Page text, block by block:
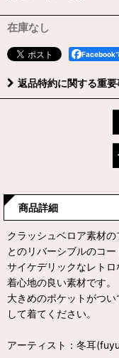
在庫なし
Facebook
返品特約に関する重
商品詳細
クラッシュベロア素材
とのリバーシブルのコー
サイケデリックなレトロ
着心地の良い素材です。
大きめのポケットがつ
して着てください。
アーティスト：冬耳